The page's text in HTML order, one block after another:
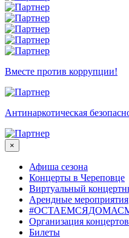
Вместе против коррупции!
Антинаркотическая
×
Афиша сезона
Концерты в Череповце
Виртуальный
Арендные мероприятия
Организация
Билеты